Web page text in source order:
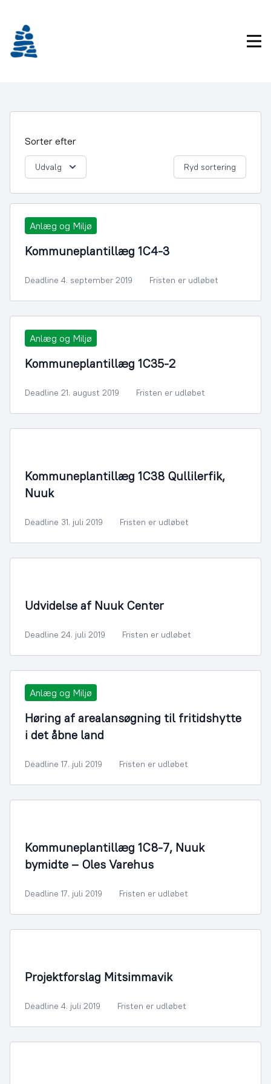
indhold
Sorter efter
Udvalg Ryd sortering
Anlæg og Miljø
Kommuneplantillæg 1C4-3
Deadline 4. september 2019 Fristen er udløbet
Anlæg og Miljø
Kommuneplantillæg 1C35-2
Deadline 21. august 2019 Fristen er udløbet
Kommuneplantillæg 1C38 Qullilerfik,
Nuuk
Deadline 31. juli 2019 Fristen er udløbet
Udvidelse af Nuuk Center
Deadline 24. juli 2019 Fristen er udløbet
Anlæg og Miljø
Høring af arealansøgning til fritidshytte
i det åbne land
Deadline 17. juli 2019 Fristen er udløbet
Kommuneplantillæg 1C8-7, Nuuk
bymidte – Oles Varehus
Deadline 17. juli 2019 Fristen er udløbet
Projektforslag Mitsimmavik
Deadline 4. juli 2019 Fristen er udløbet